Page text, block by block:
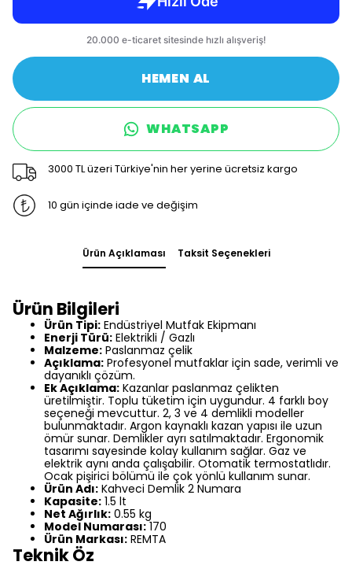
HEMEN AL
WHATSAPP
3000 TL üzeri Türkiye'nin her yerine ücretsiz kargo
10 gün içinde iade ve değişim
Ürün Açıklaması Taksit Seçenekleri
Ürün Bilgileri
Ürün Tipi: Endüstriyel Mutfak Ekipmanı
Enerji Türü: Elektrikli / Gazlı
Malzeme: Paslanmaz çelik
Açıklama: Profesyonel mutfaklar için sade, verimli ve
dayanıklı çözüm.
Ek Açıklama: Kazanlar paslanmaz çelikten
üretilmiştir. Toplu tüketim için uygundur. 4 farklı boy
seçeneği mevcuttur. 2, 3 ve 4 demlikli modeller
bulunmaktadır. Argon kaynaklı kazan yapısı ile uzun
ömür sunar. Demlikler ayrı satılmaktadır. Ergonomik
tasarımı sayesinde kolay kullanım sağlar. Gaz ve
elektrik aynı anda çalışabilir. Otomatik termostatlıdır.
Ocak pişirici bölümü ile çok yönlü kullanım sunar.
Ürün Adı: Kahveci Demlik 2 Numara
Kapasite: 1.5 lt
Net Ağırlık: 0.55 kg
Model Numarası:170
Ürün Markası: REMTA
Teknik Öz